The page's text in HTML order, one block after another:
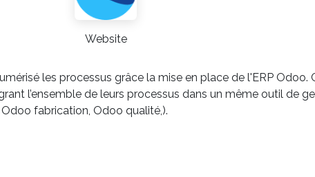
Website
les processus grâce la mise en place de l'ERP
l’ensemble de leurs processus dans un même outil
fabrication, Odoo qualité,).